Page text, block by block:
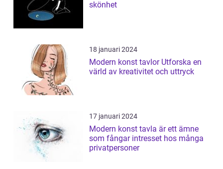
skönhet
18 januari 2024
Modern konst tavlor Utforska en
värld av kreativitet och uttryck
17 januari 2024
Modern konst tavla är ett ämne
som fångar intresset hos många
privatpersoner